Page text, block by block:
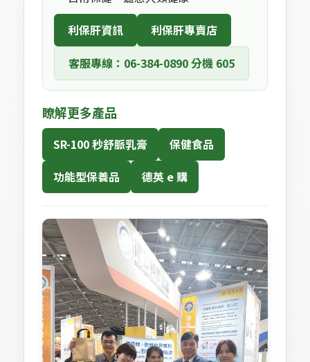
利保肝資訊
利保肝專賣店
客服專線：06-384-0890 分機 605
瞭解更多產品
SR-100 秒舒脈乳膏
保健食品
功能型保養品
德英 e 購